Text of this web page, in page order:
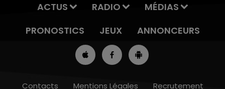
ACTUS RADIO
MÉDIAS
PRONOSTICS
JEUX ANNONCEURS
Contacts Mentions Légales Recrutement